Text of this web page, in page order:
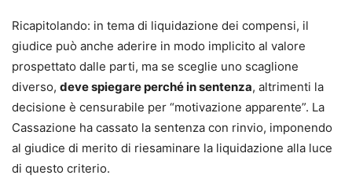
Ricapitolando: in tema di liquidazione dei compensi, il
giudice può anche aderire in modo implicito al valore
prospettato dalle parti, ma se sceglie uno scaglione
diverso, deve spiegare perché in sentenza, altrimenti la
decisione è censurabile per “motivazione apparente”. La
Cassazione ha cassato la sentenza con rinvio, imponendo
al giudice di merito di riesaminare la liquidazione alla luce
di questo criterio.